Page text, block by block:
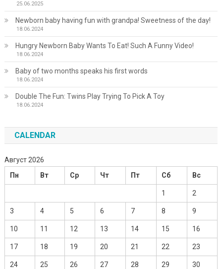
25.06.2025
Newborn baby having fun with grandpa! Sweetness of the day!
18.06.2024
Hungry Newborn Baby Wants To Eat! Such A Funny Video!
18.06.2024
Baby of two months speaks his first words
18.06.2024
Double The Fun: Twins Play Trying To Pick A Toy
18.06.2024
CALENDAR
Август 2026
Пн
Вт Ср Чт Пт Сб Вс
1 2
3 4 5 6 7 8 9
10 11 12 13 14 15 16
17 18 19 20 21 22 23
24 25 26 27 28 29 30